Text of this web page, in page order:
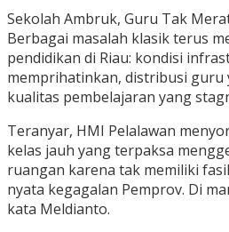
Sekolah Ambruk, Guru Tak
Berbagai masalah klasik terus
pendidikan di Riau: kondisi
memprihatinkan, distribusi guru
kualitas pembelajaran yang
Teranyar, HMI Pelalawan
kelas jauh yang terpaksa
ruangan karena tak memiliki
nyata kegagalan Pemprov. Di
kata Meldianto.